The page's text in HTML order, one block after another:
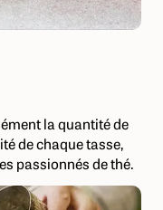
la quantité de
de chaque tasse,
passionnés de thé.